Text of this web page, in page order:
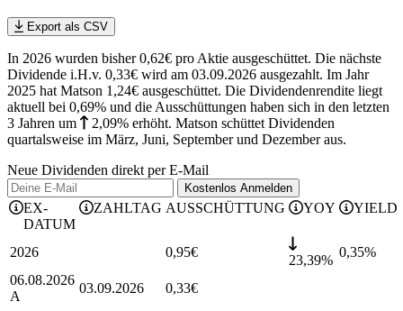
Export als CSV
In 2026 wurden bisher 0,62€ pro Aktie ausgeschüttet. Die nächste
Dividende i.H.v. 0,33€ wird am 03.09.2026 ausgezahlt. Im Jahr
2025 hat Matson 1,24€ ausgeschüttet. Die Dividendenrendite liegt
aktuell bei 0,69% und die Ausschüttungen haben sich in den letzten
3 Jahren um 2,09% erhöht. Matson schüttet Dividenden
quartalsweise im März, Juni, September und Dezember aus.
Neue Dividenden direkt per E-Mail
Kostenlos Anmelden
EX-
DATUM
ZAHLTAG AUSSCHÜTTUNG YOY YIELD
2026 0,95€
23,39%
0,35%
06.08.2026
A
03.09.2026 0,33€